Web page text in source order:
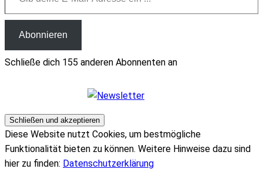
Abonnieren
Schließe dich 155 anderen Abonnenten an
Diese Website nutzt Cookies, um bestmögliche
Funktionalität bieten zu können. Weitere Hinweise dazu sind
hier zu finden: Datenschutzerklärung